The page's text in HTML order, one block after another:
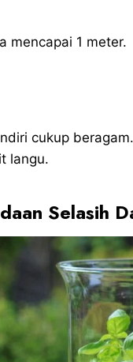
mencapai 1 meter.
cukup
langu.
Selasih